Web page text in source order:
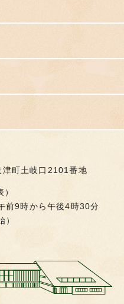
町土岐口2101番地
前9時から午後4時30分
）